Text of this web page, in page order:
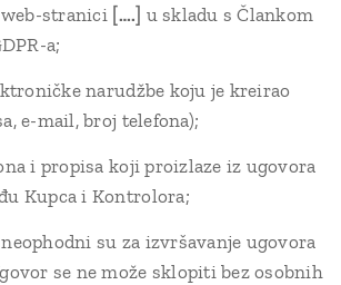
stranici [….] u skladu s Člankom
a;
narudžbe koju je kreirao
e-mail, broj telefona);
i propisa koji proizlaze iz ugovora
Kupca i Kontrolora;
su za izvršavanje ugovora
se ne može sklopiti bez osobnih